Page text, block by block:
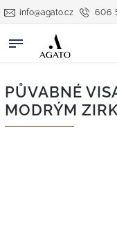
606
info@agato.cz
PŮVABNÉ
MODRÝM